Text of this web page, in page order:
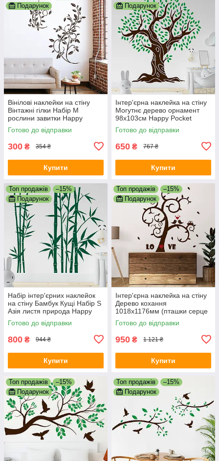
Подарунок
Вінілові наклейки на стіну
Вінтажні гілки Набір М
рослини завитки Happy
Pocket декор матова
Коричневий
Готово до відправки
300 ₴ 354 ₴
Купити
Подарунок
Інтер'єрна наклейка на стіну
Могутнє дерево орнамент
98х103см Happy Pocket
Коричневий Зелене листя
матовий
Готово до відправки
650 ₴ 767 ₴
Купити
Топ продажів
–15%
Подарунок
Набір інтер'єрних наклейок
на стіну Бамбук Кущі Набір S
Азія листя природа Happy
Pocket Темно-зелений
матовий
Готово до відправки
800 ₴ 944 ₴
Купити
Топ продажів
–15%
Подарунок
Інтер'єрна наклейка на стіну
Дерево кохання
1018х1176мм (пташки серце
завитки) Happy Pocket
Коричневий матовий
Готово до відправки
950 ₴ 1 121 ₴
Купити
Топ продажів
–15%
Подарунок
Топ продажів
–15%
Подарунок